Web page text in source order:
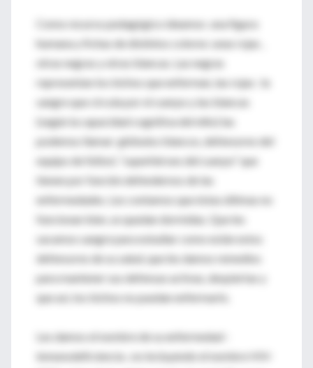
Como recurso pedagógico ideamos una figura
humana y fichas de distintos colores: unas rojas ,
otras negras y otras blancas. Las negras
representan los bichos que enferman, las rojas : la
sangre que circula por el cuerpo y las blancas
(según la capacidad cognitiva del niño) las
podemos llamar: glóbulos blancos, defensores del
equipo de fútbol, “superhéroes del cuerpo” que
tienen por función defendernos de las
enfermedades. Les contamos que éstas últimas no
funcionan bien, se quedan dormidas. Que les
sacamos sangre para estudiar como están estos
defensores de su salud, que les damos remedios
para mantener sus defensas activas, despiertas y
que así, los bichos no puedan enfermarlo.
Les damos el nombre de su enfermedad -
inmunodeficiencia-, no incluyendo el nombre HIV-